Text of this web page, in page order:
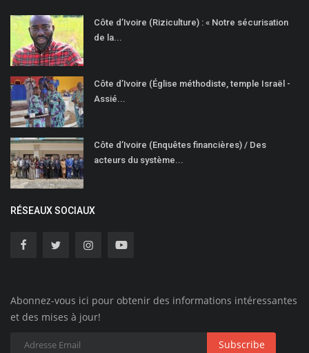
Côte d’Ivoire (Riziculture) : « Notre sécurisation
de la...
Côte d’Ivoire (Église méthodiste, temple Israël -
Assié...
Côte d’Ivoire (Enquêtes financières) / Des
acteurs du système...
RÉSEAUX SOCIAUX
Abonnez-vous ici pour obtenir des informations intéressantes
et des mises à jour!
Subscribe